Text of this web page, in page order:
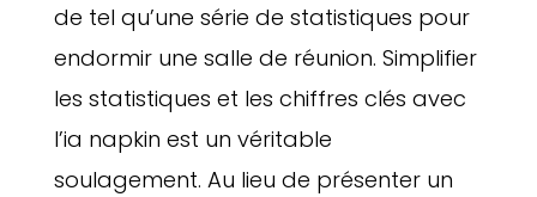
de tel qu’une série de statistiques pour
endormir une salle de réunion. Simplifier
les statistiques et les chiffres clés avec
l’ia napkin est un véritable
soulagement. Au lieu de présenter un